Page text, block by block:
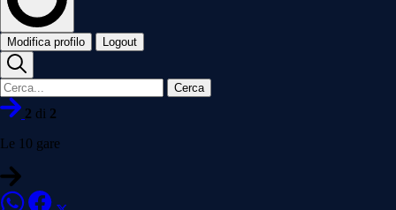
Modifica profilo Logout
Cerca
2 di 2
Le 10 gare